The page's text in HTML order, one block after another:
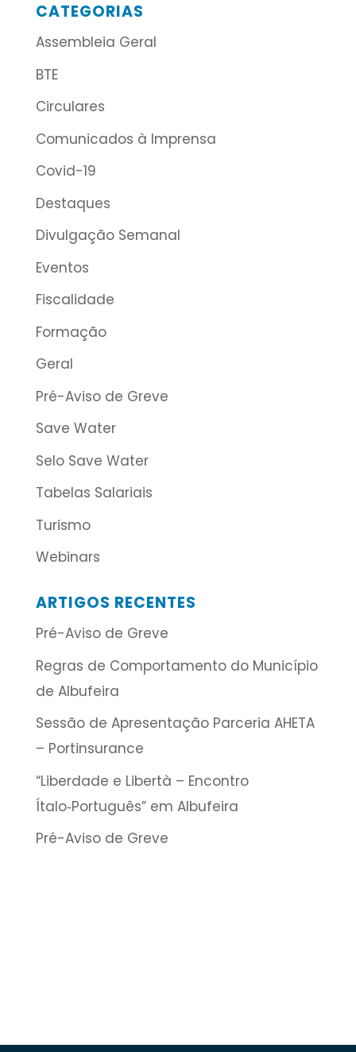
CATEGORIAS
Assembleia Geral
BTE
Circulares
Comunicados à Imprensa
Covid-19
Destaques
Divulgação Semanal
Eventos
Fiscalidade
Formação
Geral
Pré-Aviso de Greve
Save Water
Selo Save Water
Tabelas Salariais
Turismo
Webinars
ARTIGOS RECENTES
Pré-Aviso de Greve
Regras de Comportamento do Município
de Albufeira
Sessão de Apresentação Parceria AHETA
– Portinsurance
“Liberdade e Libertà – Encontro
Ítalo‑Português” em Albufeira
Pré-Aviso de Greve